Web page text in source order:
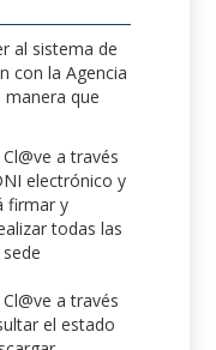
al sistema de
con la Agencia
manera que
a través
electrónico y
firmar y
todas las
a través
el estado